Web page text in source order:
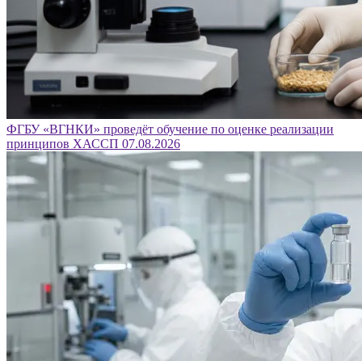
ФГБУ «ВГНКИ» проведёт обучение по оценке реализации
принципов ХАССП 07.08.2026